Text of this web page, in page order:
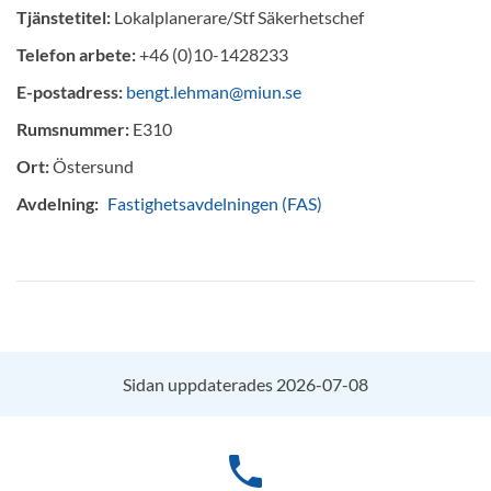
Tjänstetitel: Lokalplanerare/Stf Säkerhetschef
Telefon arbete:+46 (0)10-1428233
E-postadress: bengt.lehman@miun.se
Rumsnummer: E310
Ort:Östersund
Avdelning: Fastighetsavdelningen (FAS)
Sidan uppdaterades 2026-07-08
phone